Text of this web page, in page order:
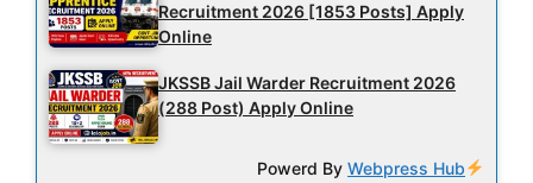
Recruitment 2026 [1853 Posts] Apply
Online
JKSSB Jail Warder Recruitment 2026
(288 Post) Apply Online
Powerd ByWebpress Hub